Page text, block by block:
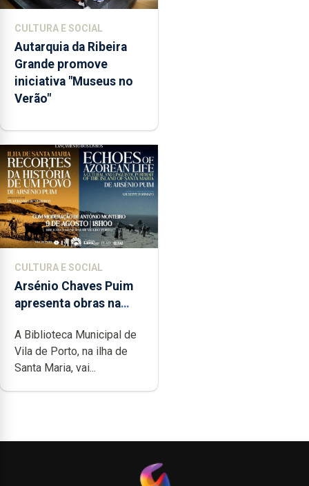
CULTURA E SOCIAL
Autarquia da Ribeira
Grande promove
iniciativa "Museus no
Verão"
CULTURA E SOCIAL
Arsénio Chaves Puim
apresenta obras na
Porto
A Biblioteca Municipal de
Vila de Porto, na ilha de
Santa Maria, vai...